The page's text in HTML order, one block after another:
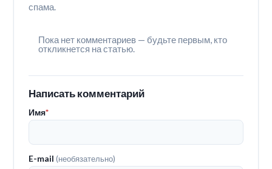
спама.
Пока нет комментариев — будьте первым, кто
откликнется на статью.
Написать комментарий
Имя*
E-mail(необязательно)